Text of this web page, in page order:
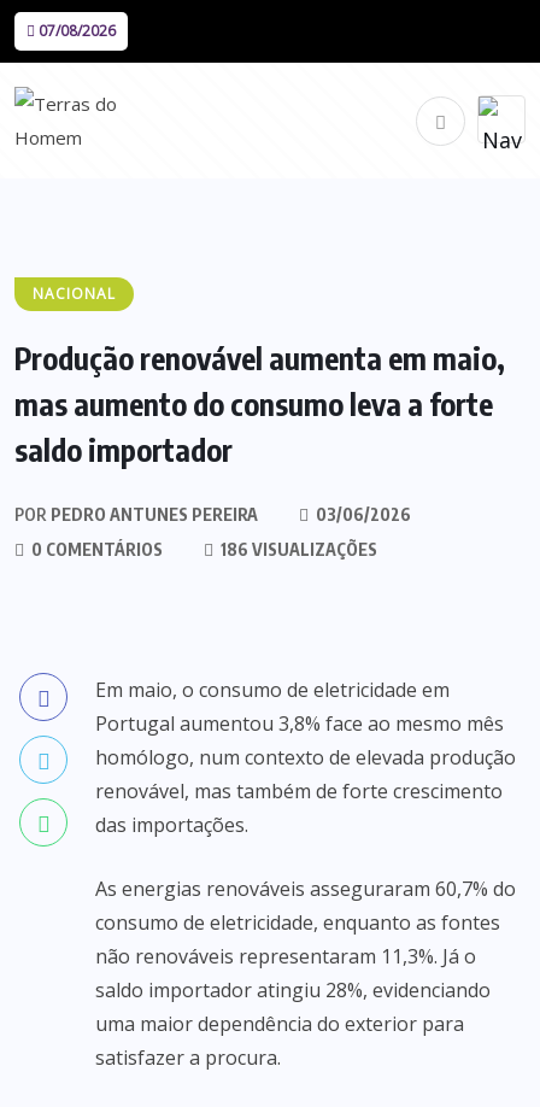
07/08/2026
NACIONAL
Produção renovável aumenta em maio,
mas aumento do consumo leva a forte
saldo importador
POR PEDRO ANTUNES PEREIRA
03/06/2026
0 COMENTÁRIOS
186 VISUALIZAÇÕES
Em maio, o consumo de eletricidade em
Portugal aumentou 3,8% face ao mesmo mês
homólogo, num contexto de elevada produção
renovável, mas também de forte crescimento
das importações.
As energias renováveis asseguraram 60,7% do
consumo de eletricidade, enquanto as fontes
não renováveis representaram 11,3%. Já o
saldo importador atingiu 28%, evidenciando
uma maior dependência do exterior para
satisfazer a procura.